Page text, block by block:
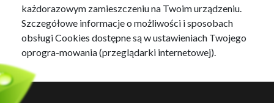
każdorazowym zamieszczeniu na Twoim urządzeniu.
Szczegółowe informacje o możliwości i sposobach
obsługi Cookies dostępne są w ustawieniach Twojego
oprogra-mowania (przeglądarki internetowej).